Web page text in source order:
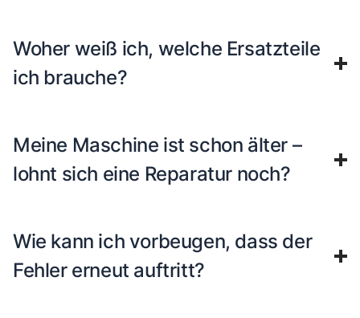
Woher weiß ich, welche Ersatzteile
ich brauche?
Meine Maschine ist schon älter –
lohnt sich eine Reparatur noch?
Wie kann ich vorbeugen, dass der
Fehler erneut auftritt?